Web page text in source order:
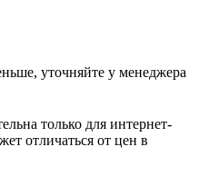
уточняйте у менеджера
только для интернет-
отличаться от цен в